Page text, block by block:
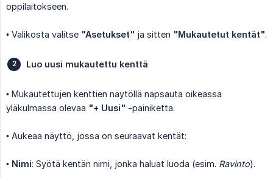
oppilaitokseen.
• Valikosta valitse "Asetukset" ja sitten "Mukautetut kentät".
Luo uusi mukautettu kenttä
• Mukautettujen kenttien näytöllä napsauta oikeassa
yläkulmassa olevaa "+ Uusi" -painiketta.
• Aukeaa näyttö, jossa on seuraavat kentät:
• Nimi: Syötä kentän nimi, jonka haluat luoda (esim. Ravinto).